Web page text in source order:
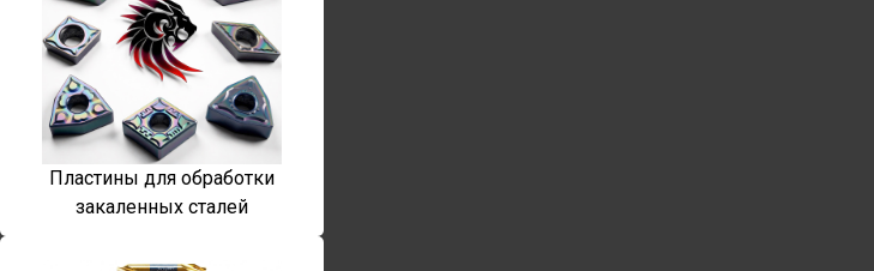
Пластины для обработки
закаленных сталей